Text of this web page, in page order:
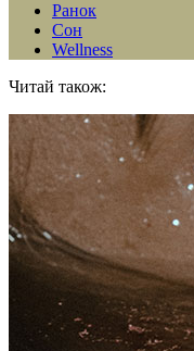
Ранок
Сон
Wellness
Читай також: